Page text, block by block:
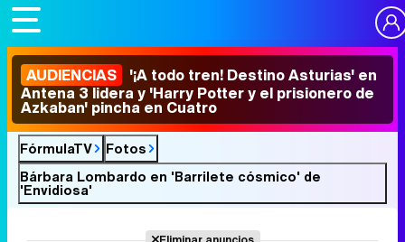
AUDIENCIAS '¡A todo tren! Destino Asturias' en
Antena 3 lidera y 'Harry Potter y el prisionero de
Azkaban' pincha en Cuatro
FórmulaTV
Fotos
Bárbara Lombardo en 'Barrilete cósmico' de
'Envidiosa'